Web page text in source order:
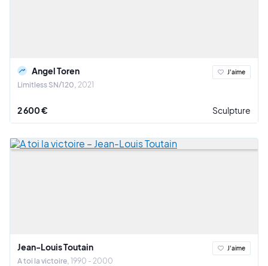
Angel Toren
Limitless SN/120 2021
J'aime
2 600 € Sculpture
Jean-Louis Toutain
A toi la victoire 1990 - 2000
J'aime